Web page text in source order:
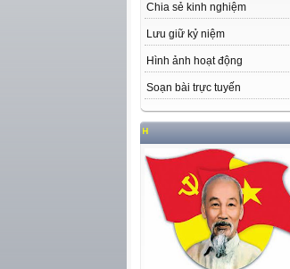
Chia sẻ kinh nghiệm
Lưu giữ kỷ niệm
Hình ảnh hoạt động
Soạn bài trực tuyến
HỌC